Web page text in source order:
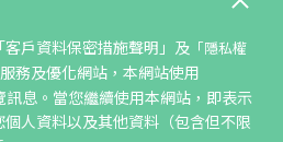
「客戶資料保密措施聲明」 及「隱私權
務及優化網站，本網站使用
息。當您繼續使用本網站，即表示
人資料以及其他資料（包含但不限